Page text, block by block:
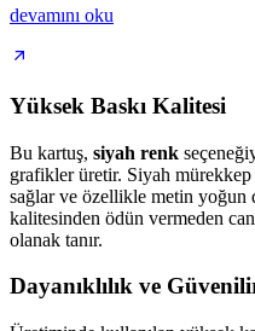
devamını oku
Yüksek Baskı Kalitesi
Bu kartuş, siyah renk
grafikler üretir. Siyah
sağlar ve özellikle metin yoğun
kalitesinden ödün vermeden
olanak tanır.
Dayanıklılık ve